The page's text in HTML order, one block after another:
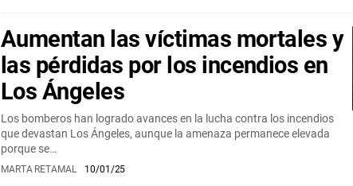
Aumentan las víctimas mortales y
las pérdidas por los incendios en
Los Ángeles
Los bomberos han logrado avances en la lucha contra los incendios
que devastan Los Ángeles, aunque la amenaza permanece elevada
porque se…
MARTA RETAMAL 10/01/25